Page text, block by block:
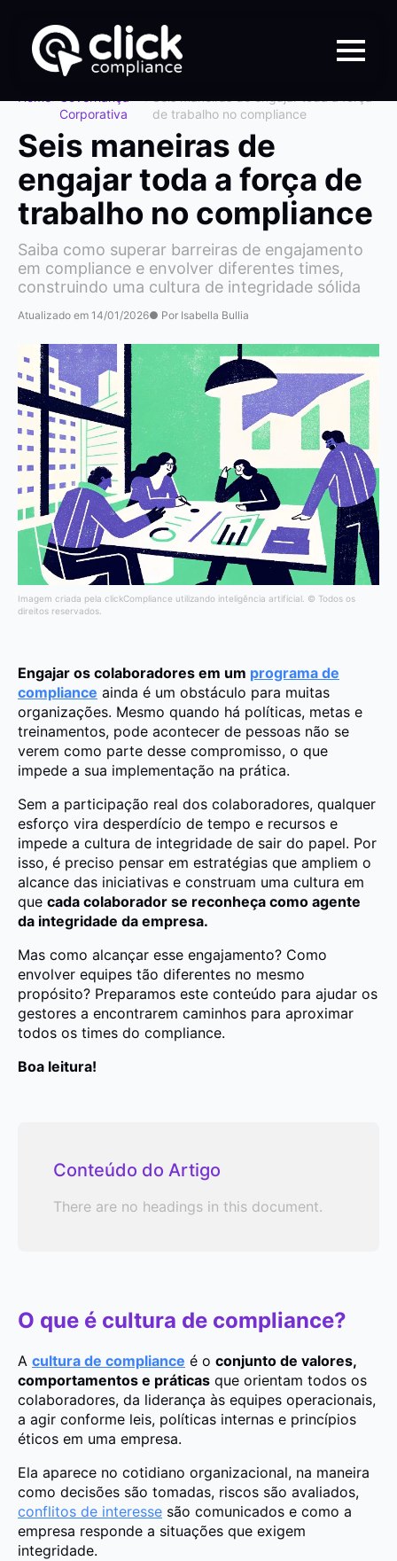
Corporativa
de trabalho no compliance
Seis maneiras de
engajar toda a força de
trabalho no compliance
Saiba como superar barreiras de engajamento
em compliance e envolver diferentes times,
construindo uma cultura de integridade sólida
Atualizado em 14/01/2026● Por Isabella Bullia
Imagem criada pela clickCompliance utilizando inteligência artificial. © Todos os
direitos reservados.
Engajar os colaboradores em um programa de
compliance ainda é um obstáculo para muitas
organizações. Mesmo quando há políticas, metas e
treinamentos, pode acontecer de pessoas não se
verem como parte desse compromisso, o que
impede a sua implementação na prática.
Sem a participação real dos colaboradores, qualquer
esforço vira desperdício de tempo e recursos e
impede a cultura de integridade de sair do papel. Por
isso, é preciso pensar em estratégias que ampliem o
alcance das iniciativas e construam uma cultura em
que cada colaborador se reconheça como agente
da integridade da empresa.
Mas como alcançar esse engajamento? Como
envolver equipes tão diferentes no mesmo
propósito? Preparamos este conteúdo para ajudar os
gestores a encontrarem caminhos para aproximar
todos os times do compliance.
Boa leitura!
Conteúdo do Artigo
There are no headings in this document.
O que é cultura de compliance?
A cultura de compliance é o conjunto de valores,
comportamentos e práticas que orientam todos os
colaboradores, da liderança às equipes operacionais,
a agir conforme leis, políticas internas e princípios
éticos em uma empresa.
Ela aparece no cotidiano organizacional, na maneira
como decisões são tomadas, riscos são avaliados,
conflitos de interesse são comunicados e como a
empresa responde a situações que exigem
integridade.